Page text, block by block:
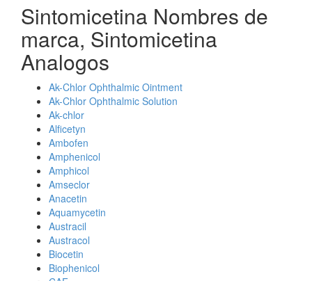
Sintomicetina Nombres de
marca, Sintomicetina
Analogos
Ak-Chlor Ophthalmic Ointment
Ak-Chlor Ophthalmic Solution
Ak-chlor
Alficetyn
Ambofen
Amphenicol
Amphicol
Amseclor
Anacetin
Aquamycetin
Austracil
Austracol
Biocetin
Biophenicol